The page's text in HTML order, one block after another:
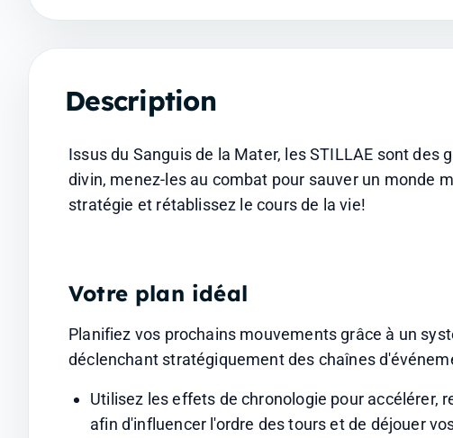
Description
Issus du Sanguis de la Mater, les STILLAE sont
divin, menez-les au combat pour sauver un monde
stratégie et rétablissez le cours de la vie!
Votre plan idéal
Planifiez vos prochains mouvements grâce à un
déclenchant stratégiquement des chaînes
Utilisez les effets de chronologie pour accélérer,
afin d'influencer l'ordre des tours et de déjouer